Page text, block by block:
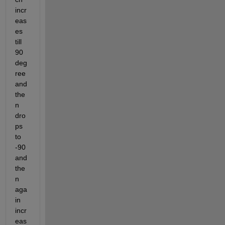
incr
eas
es
till
90
deg
ree
and
the
n
dro
ps
to
-90
and
the
n
aga
in
incr
eas